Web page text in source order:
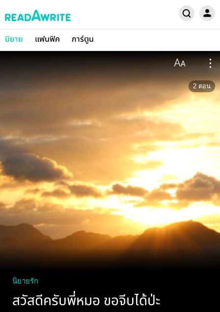
นิยาย แฟนฟิค การ์ตูน
2 ตอน
นิยายรัก
สวัสดีครับพี่หมอ ขอจีบได้ป่ะ